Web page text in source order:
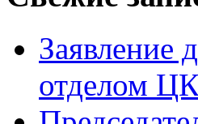
Заявление
отделом